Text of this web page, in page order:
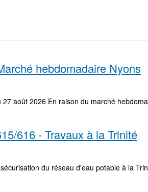
hebdomadaire Nyons
août 2026 En raison du marché
616 - Travaux à la Trinité
du réseau d'eau potable à la